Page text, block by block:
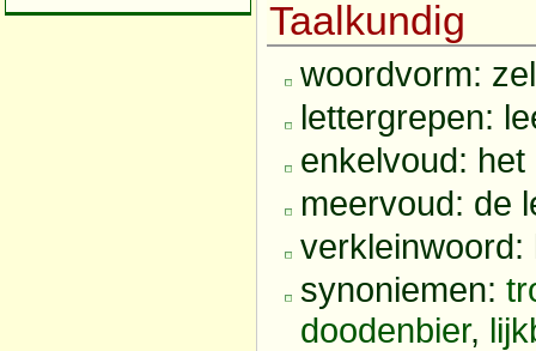
Taalkundig
woordvorm:
lettergrepen:
enkelvoud: het
meervoud: de
verkleinwoord:
synoniemen:
doodenbier,